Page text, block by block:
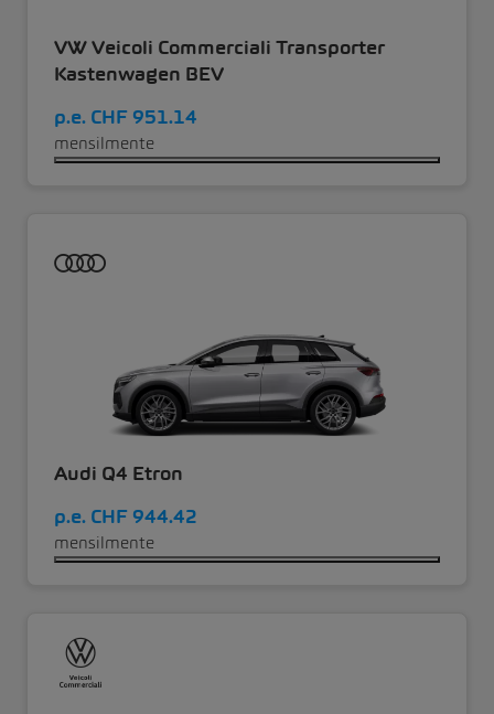
VW Veicoli Commerciali Transporter
Kastenwagen BEV
p.e. CHF 951.14
mensilmente
Audi Q4 Etron
p.e. CHF 944.42
mensilmente